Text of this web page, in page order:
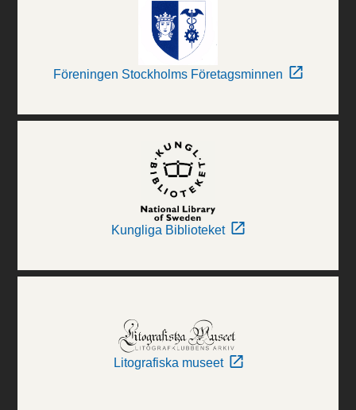
Föreningen Stockholms Företagsminnen
Kungliga Biblioteket
Litografiska museet